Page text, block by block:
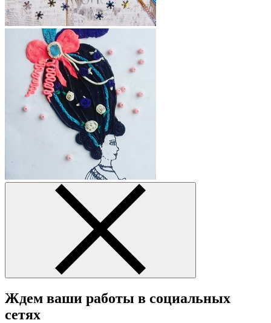
Ждем ваши работы в социальных
сетях